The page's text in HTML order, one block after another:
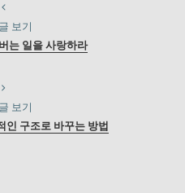
보기
는 일을 사랑하라
보기
인 구조로 바꾸는 방법